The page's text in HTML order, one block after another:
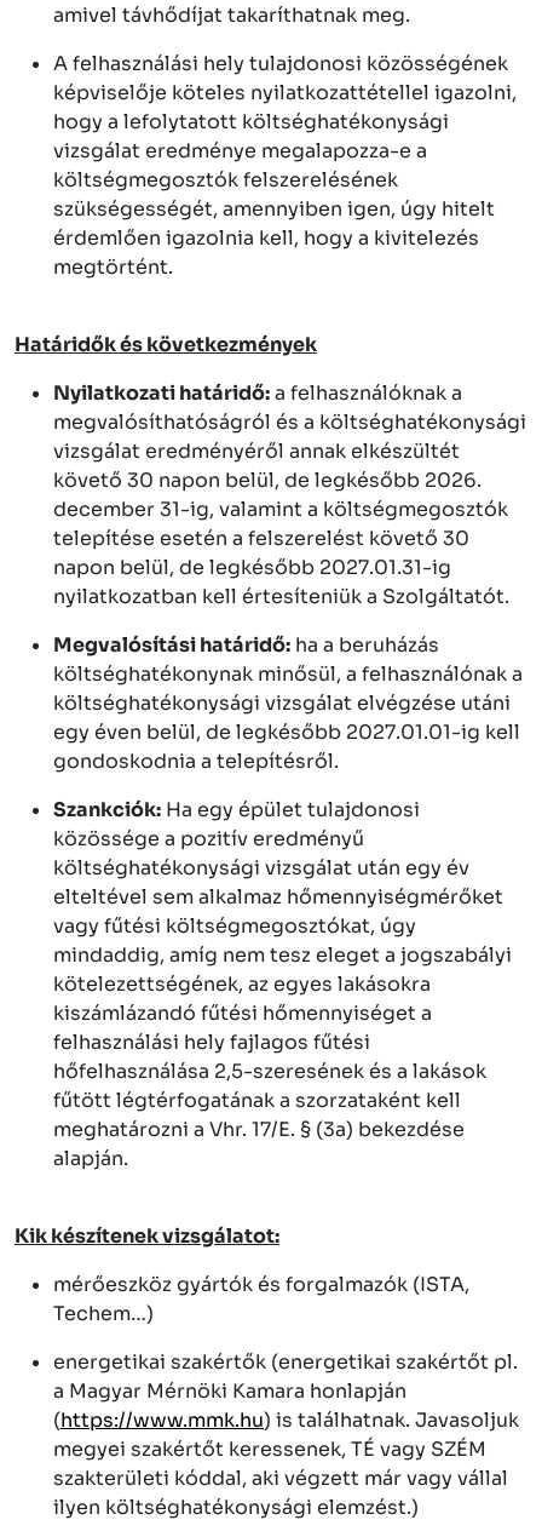
amivel távhődíjat takaríthatnak meg.
A felhasználási hely tulajdonosi közösségének
képviselője köteles nyilatkozattétellel igazolni,
hogy a lefolytatott költséghatékonysági
vizsgálat eredménye megalapozza-e a
költségmegosztók felszerelésének
szükségességét, amennyiben igen, úgy hitelt
érdemlően igazolnia kell, hogy a kivitelezés
megtörtént.
Határidők és következmények
Nyilatkozati határidő:a felhasználóknak a
megvalósíthatóságról és a költséghatékonysági
vizsgálat eredményéről annak elkészültét
követő 30 napon belül, de legkésőbb 2026.
december 31-ig, valamint a költségmegosztók
telepítése esetén a felszerelést követő 30
napon belül, de legkésőbb 2027.01.31-ig
nyilatkozatban kell értesíteniük a Szolgáltatót.
Megvalósítási határidő: ha a beruházás
költséghatékonynak minősül, a felhasználónak a
költséghatékonysági vizsgálat elvégzése utáni
egy éven belül, de legkésőbb 2027.01.01-ig kell
gondoskodnia a telepítésről.
Szankciók: Ha egy épület tulajdonosi
közössége a pozitív eredményű
költséghatékonysági vizsgálat után egy év
elteltével sem alkalmaz hőmennyiségmérőket
vagy fűtési költségmegosztókat, úgy
mindaddig, amíg nem tesz eleget a jogszabályi
kötelezettségének, az egyes lakásokra
kiszámlázandó fűtési hőmennyiséget a
felhasználási hely fajlagos fűtési
hőfelhasználása 2,5-szeresének és a lakások
fűtött légtérfogatának a szorzataként kell
meghatározni a Vhr. 17/E. § (3a) bekezdése
alapján.
Kik készítenek vizsgálatot:
mérőeszköz gyártók és forgalmazók (ISTA,
Techem…)
energetikai szakértők (energetikai szakértőt pl.
a Magyar Mérnöki Kamara honlapján
(https://www.mmk.hu) is találhatnak. Javasoljuk
megyei szakértőt keressenek, TÉ vagy SZÉM
szakterületi kóddal, aki végzett már vagy vállal
ilyen költséghatékonysági elemzést.)